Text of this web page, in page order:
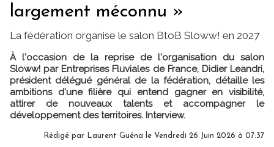
largement méconnu »
La fédération organise le salon BtoB Sloww! en 2027
À l'occasion de la reprise de l'organisation du salon
Sloww! par Entreprises Fluviales de France, Didier Leandri,
président délégué général de la fédération, détaille les
ambitions d'une filière qui entend gagner en visibilité,
attirer de nouveaux talents et accompagner le
développement des territoires. Interview.
Rédigé par Laurent Guéna le Vendredi 26 Juin 2026 à 07:37